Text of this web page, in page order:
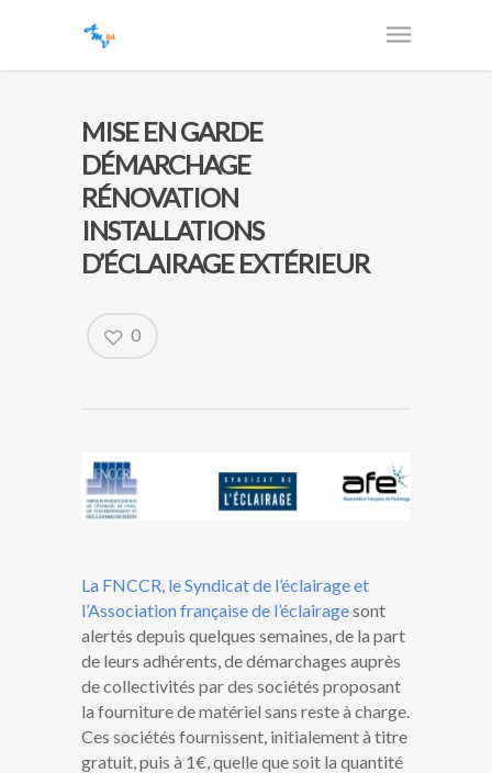
MISE EN GARDE
DÉMARCHAGE
RÉNOVATION
INSTALLATIONS
D’ÉCLAIRAGE EXTÉRIEUR
0
La FNCCR, le Syndicat de l’éclairage et
l’Association française de l’éclairagesont
alertés depuis quelques semaines, de la part
de leurs adhérents, de démarchages auprès
de collectivités par des sociétés proposant
la fourniture de matériel sans reste à charge.
Ces sociétés fournissent, initialement à titre
gratuit, puis à 1€, quelle que soit la quantité